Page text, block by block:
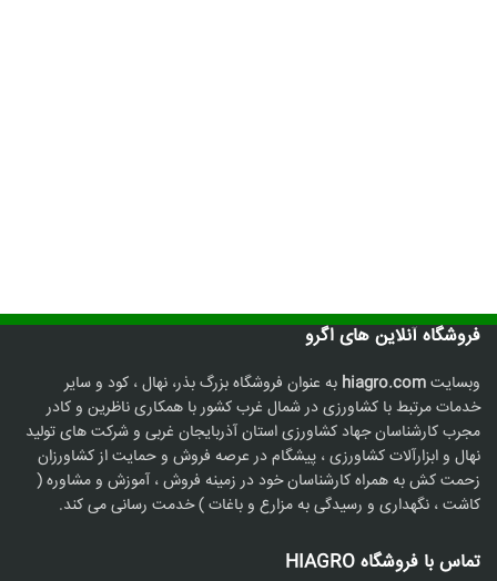
فروشگاه آنلاین های اگرو
وبسایتhiagro.com به عنوان فروشگاه بزرگ بذر، نهال ، کود و سایر
خدمات مرتبط با کشاورزی در شمال غرب کشور با همکاری ناظرین و کادر
مجرب کارشناسان جهاد کشاورزی استان آذربایجان غربی و شرکت های تولید
نهال و ابزارآلات کشاورزی ، پیشگام در عرصه فروش و حمایت از کشاورزان
زحمت کش به همراه کارشناسان خود در زمینه فروش ، آموزش و مشاوره (
کاشت ، نگهداری و رسیدگی به مزارع و باغات ) خدمت رسانی می کند.
تماس با فروشگاه HIAGRO